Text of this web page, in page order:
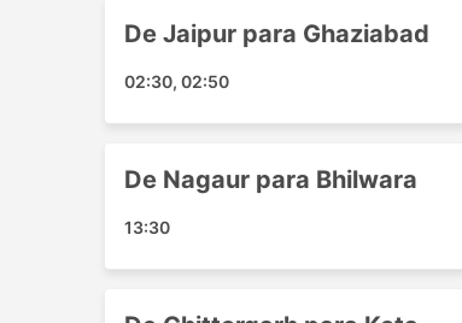
Taloja Panchnand
Jasnagar
Wai Phata
Vadodara
Meerut
De Jaipur para Ghaziabad
02:30, 02:50
De Nagaur para Bhilwara
13:30